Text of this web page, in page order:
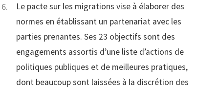
Le pacte sur les migrations vise à élaborer des
normes en établissant un partenariat avec les
parties prenantes. Ses 23 objectifs sont des
engagements assortis d’une liste d’actions de
politiques publiques et de meilleures pratiques,
dont beaucoup sont laissées à la discrétion des